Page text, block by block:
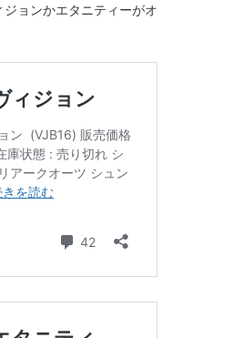
ジョンかエタニティーがオ